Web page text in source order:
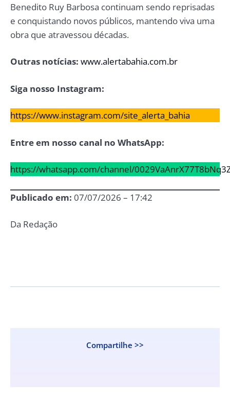
Benedito Ruy Barbosa continuam sendo reprisadas
e conquistando novos públicos, mantendo viva uma
obra que atravessou décadas.
Outras notícias: www.alertabahia.com.br
Siga nosso Instagram:
https://www.instagram.com/site_alerta_bahia
Entre em nosso canal no WhatsApp:
https://whatsapp.com/channel/
Publicado em: 07/07/2026 – 17:42
Da Redação
Compartilhe >>